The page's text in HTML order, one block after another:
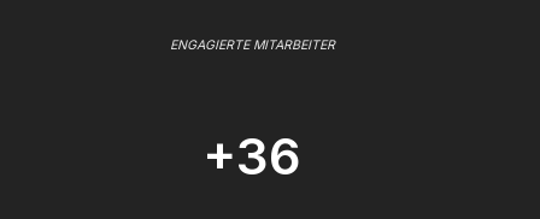
ENGAGIERTE MITARBEITER
+36